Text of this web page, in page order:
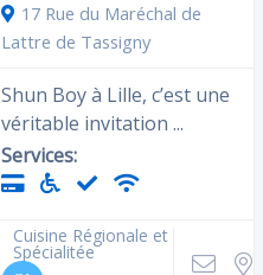
17 Rue du Maréchal de
Lattre de Tassigny
Shun Boy à Lille, c’est une
véritable invitation ...
Services:
Cuisine Régionale et
Spécialitée